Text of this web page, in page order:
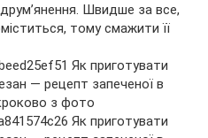
Швидше за все,
тому смажити її